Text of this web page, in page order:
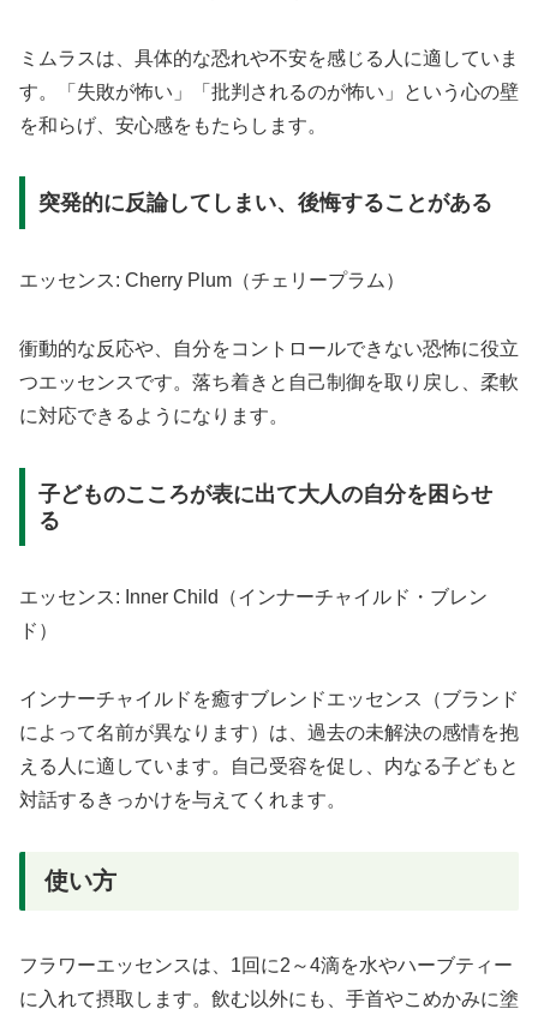
ミムラスは、具体的な恐れや不安を感じる人に適していま
す。「失敗が怖い」「批判されるのが怖い」という心の壁
を和らげ、安心感をもたらします。
突発的に反論してしまい、後悔することがある
エッセンス: Cherry Plum（チェリープラム）
衝動的な反応や、自分をコントロールできない恐怖に役立
つエッセンスです。落ち着きと自己制御を取り戻し、柔軟
に対応できるようになります。
子どものこころが表に出て大人の自分を困らせ
る
エッセンス: Inner Child（インナーチャイルド・ブレン
ド）
インナーチャイルドを癒すブレンドエッセンス（ブランド
によって名前が異なります）は、過去の未解決の感情を抱
える人に適しています。自己受容を促し、内なる子どもと
対話するきっかけを与えてくれます。
使い方
フラワーエッセンスは、1回に2～4滴を水やハーブティー
に入れて摂取します。飲む以外にも、手首やこめかみに塗